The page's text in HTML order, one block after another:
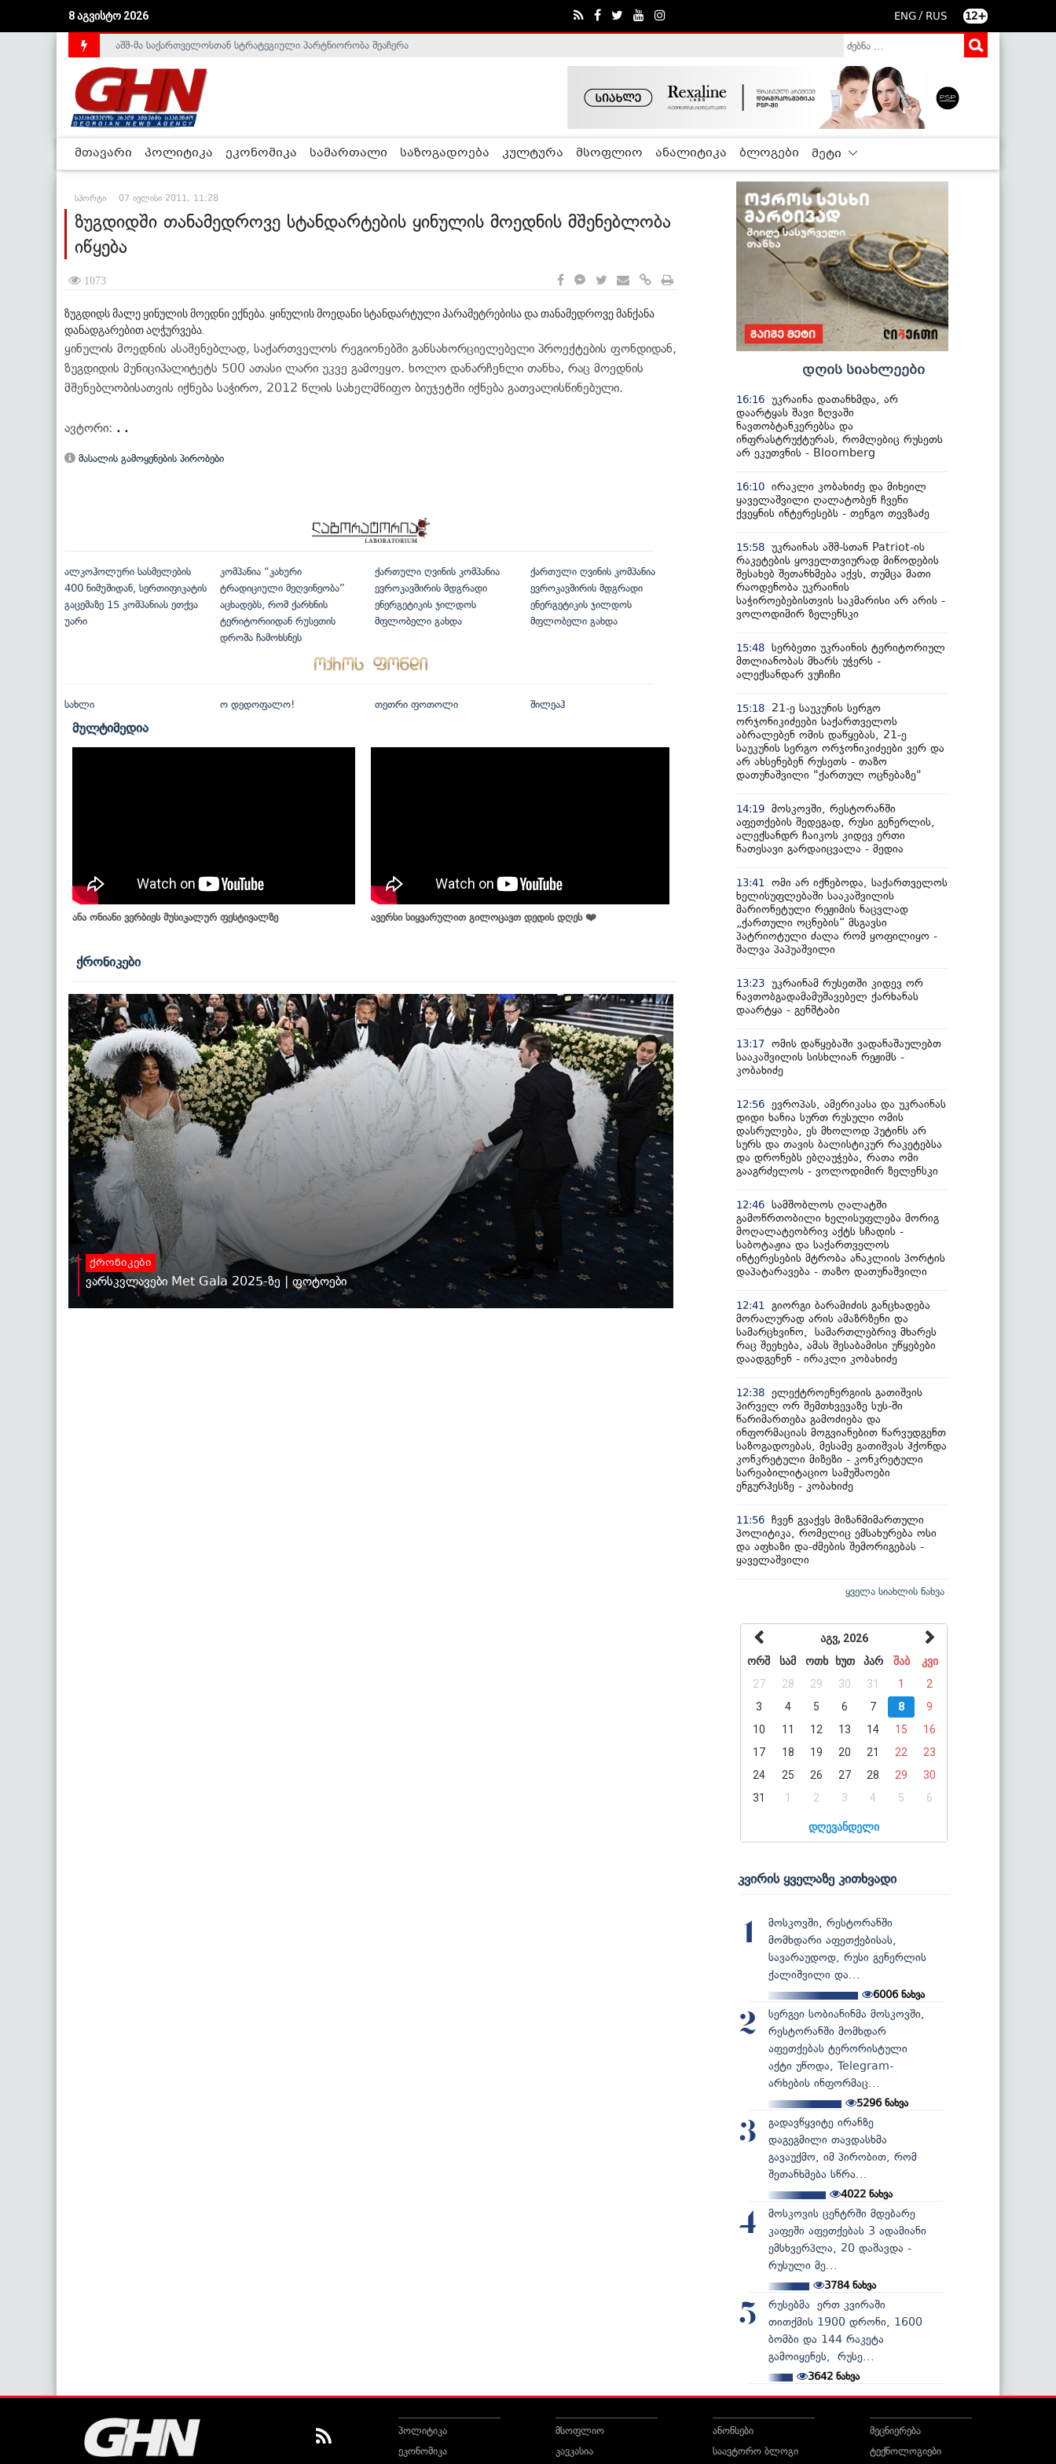
8 აგვისტო 2026 ENG / RUS 12+
საქართველოს დე-ფაქტო მთავრობა არალეგიტიმურია - ჰელსინკის კომისია
აშშ-მა საქართველოსთან სტრატეგიული პარტნიორობა შეაჩერა
მთავარი პოლიტიკა ეკონომიკა სამართალი საზოგადოება კულტურა მსოფლიო ანალიტიკა ბლოგები მეტი
სპორტი 07 ივლისი 2011, 11:28
ზუგდიდში თანამედროვე სტანდარტების ყინულის მოედნის მშენებლობა
იწყება
1073
ზუგდიდს მალე ყინულის მოედნი ექნება. ყინულის მოედანი სტანდარტული პარამეტრებისა და თანამედროვე მანქანა
დანადგარებით აღჭურვება.
ყინულის მოედნის ასაშენებლად, საქართველოს რეგიონებში განსახორციელებელი პროექტების ფონდიდან,
ზუგდიდის მუნიციპალიტეტს 500 ათასი ლარი უკვე გამოეყო. ხოლო დანარჩენლი თანხა, რაც მოედნის
მშენებლობისათვის იქნება საჭირო, 2012 წლის სახელმწიფო ბიუჯეტში იქნება გათვალისწინებული.
ავტორი: . .
მასალის გამოყენების პირობები
ალკოჰოლური სასმელების
400 ნიმუშიდან, სერთიფიკატის
გაცემაზე 15 კომპანიას ეთქვა
უარი
კომპანია “კახური
ტრადიციული მეღვინეობა”
აცხადებს, რომ ქარხნის
ტერიტორიიდან რუსეთის
დროშა ჩამოხსნეს
ქართული ღვინის კომპანია
ევროკავშირის მდგრადი
ენერგეტიკის ჯილდოს
მფლობელი გახდა
ქართული ღვინის კომპანია
ევროკავშირის მდგრადი
ენერგეტიკის ჯილდოს
მფლობელი გახდა
სახლი ო დედოფალო! თეთრი ფოთოლი შილეაჰ
მულტიმედია
ანა ონიანი ვერბიეს მუსიკალურ ფესტივალზე ავერსი სიყვარულით გილოცავთ დედის დღეს ❤️
ქრონიკები
ქრონიკები
ვარსკვლავები Met Gala 2025-ზე | ფოტოები
დღის სიახლეები
16:16 უკრაინა დათანხმდა, არ
დაარტყას შავი ზღვაში
ნავთობტანკერებსა და
ინფრასტრუქტურას, რომლებიც რუსეთს
არ ეკუთვნის - Bloomberg
16:10 ირაკლი კობახიძე და მიხეილ
ყაველაშვილი ღალატობენ ჩვენი
ქვეყნის ინტერესებს - თენგო თევზაძე
15:58 უკრაინას აშშ-სთან Patriot-ის
რაკეტების ყოველთვიურად მიწოდების
შესახებ შეთანხმება აქვს, თუმცა მათი
რაოდენობა უკრაინის
საჭიროებებისთვის საკმარისი არ არის -
ვოლოდიმირ ზელენსკი
15:48 სერბეთი უკრაინის ტერიტორიულ
მთლიანობას მხარს უჭერს -
ალექსანდარ ვუჩიჩი
15:18
21-ე საუკუნის სერგო
ორჯონიკიძეები საქართველოს
აბრალებენ ომის დაწყებას, 21-ე
საუკუნის სერგო ორჯონიკიძეები ვერ და
არ ახსენებენ რუსეთს - თაზო
დათუნაშვილი "ქართულ ოცნებაზე"
14:19 მოსკოვში, რესტორანში
აფეთქების შედეგად, რუსი გენერლის,
ალექსანდრ ჩაიკოს კიდევ ერთი
ნათესავი გარდაიცვალა - მედია
13:41
ომი არ იქნებოდა, საქართველოს
ხელისუფლებაში სააკაშვილის
მარიონეტული რეჟიმის ნაცვლად
„ქართული ოცნების“ მსგავსი
პატრიოტული ძალა რომ ყოფილიყო -
შალვა პაპუაშვილი
13:23 უკრაინამ რუსეთში კიდევ ორ
ნავთობგადამამუშავებელ ქარხანას
დაარტყა - გენშტაბი
13:17 ომის დაწყებაში ვადანაშაულებთ
სააკაშვილის სისხლიან რეჟიმს -
კობახიძე
12:56 ევროპას, ამერიკასა და უკრაინას
დიდი ხანია სურთ რუსული ომის
დასრულება, ეს მხოლოდ პუტინს არ
სურს და თავის ბალისტიკურ რაკეტებსა
და დრონებს ებღაუჭება, რათა ომი
გააგრძელოს - ვოლოდიმირ ზელენსკი
12:46 სამშობლოს ღალატში
გამოწრთობილი ხელისუფლება მორიგ
მოღალატეობრივ აქტს სჩადის -
საბოტაჟია და საქართველოს
ინტერესების მტრობა ანაკლიის პორტის
დაპატარავება - თაზო დათუნაშვილი
12:41
გიორგი ბარამიძის განცხადება
მორალურად არის ამაზრზენი და
სამარცხვინო, სამართლებრივ მხარეს
რაც შეეხება, ამას შესაბამისი უწყებები
დაადგენენ - ირაკლი კობახიძე
12:38 ელექტროენერგიის გათიშვის
პირველ ორ შემთხვევაზე სუს-ში
წარიმართება გამოძიება და
ინფორმაციას მოგვიანებით წარვუდგენთ
საზოგადოებას, მესამე გათიშვას ჰქონდა
კონკრეტული მიზეზი - კონკრეტული
სარეაბილიტაციო სამუშაოები
ენგურჰესზე - კობახიძე
11:56 ჩვენ გვაქვს მიზანმიმართული
პოლიტიკა, რომელიც ემსახურება ოსი
და აფხაზი და-ძმების შემორიგებას -
ყაველაშვილი
ყველა სიახლის ნახვა
აგვ, 2026
ორშ
სამ ოთხ ხუთ პარ შაბ
კვი
27
28 29 30 31 1
2
3
4 5 6 7 8
9
10
11 12 13 14 15
16
17
18 19 20 21 22
23
24
25 26 27 28 29
30
31
1 2 3 4 5 6
დღევანდელი
კვირის ყველაზე კითხვადი
1
მოსკოვში, რესტორანში
მომხდარი აფეთქებისას,
სავარაუდოდ, რუსი გენერლის
ქალიშვილი და...
6006ნახვა
2
სერგეი სობიანინმა მოსკოვში,
რესტორანში მომხდარ
აფეთქებას ტერორისტული
აქტი უწოდა, Telegram-
არხების ინფორმაც...
5296ნახვა
3
გადავწყვიტე ირანზე
დაგეგმილი თავდასხმა
გავაუქმო, იმ პირობით, რომ
შეთანხმება სწრა...
4022ნახვა
4
მოსკოვის ცენტრში მდებარე
კაფეში აფეთქებას 3 ადამიანი
ემსხვერპლა, 20 დაშავდა -
რუსული მე...
3784ნახვა
5
რუსებმა ერთ კვირაში
თითქმის 1900 დრონი, 1600
ბომბი და 144 რაკეტა
გამოიყენეს, რუსე...
3642 ნახვა
პოლიტიკა
ეკონომიკა
მსოფლიო
კავკასია
ანონსები
საავტორო ბლოგი
მეცნიერება
ტექნოლოგიები